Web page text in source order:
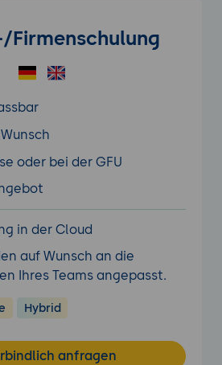
Firmenschulung
oder bei der GFU
in der Cloud
auf Wunsch an die
Ihres Teams angepasst.
Hybrid
anfragen